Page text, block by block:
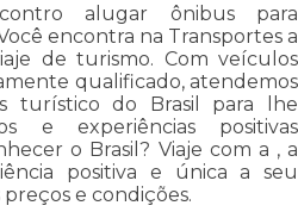
alugar ônibus para
encontra na Transportes a
de turismo. Com veículos
qualificado, atendemos
turístico do Brasil para lhe
e experiências positivas
o Brasil? Viaje com a , a
positiva e única a seu
e condições.